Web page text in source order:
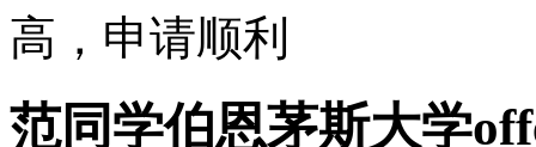
学术实力
该校各专业课程均由各
高，申请顺利
范同学伯恩茅斯大学